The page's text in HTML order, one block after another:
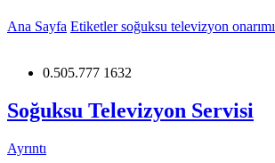
Ana Sayfa Etiketlersoğuksu televizyon onarımı
0.505.777 1632
Soğuksu Televizyon Servisi
Ayrıntı